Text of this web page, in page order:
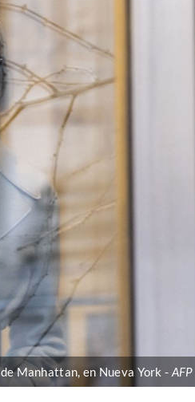
Manhattan, en Nueva York AFP